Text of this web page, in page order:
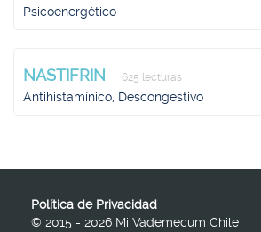
Psicoenergético
NASTIFRIN 625 lecturas
Antihistamínico, Descongestivo
Política de Privacidad
© 2015 - 2026 Mi Vademecum Chile